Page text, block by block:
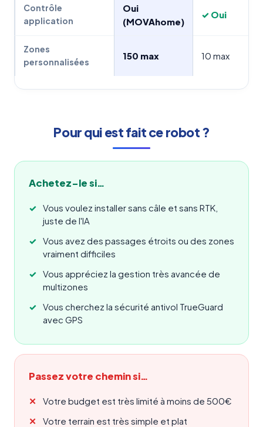
Contrôle
application
Oui
(MOVAhome)
✓ Oui
Zones
personnalisées
150 max 10 max
Pour qui est fait ce robot ?
Achetez-le si…
Vous voulez installer sans câle et sans RTK,
juste de l'IA
Vous avez des passages étroits ou des zones
vraiment difficiles
Vous appréciez la gestion très avancée de
multizones
Vous cherchez la sécurité antivol TrueGuard
avec GPS
Passez votre chemin si…
Votre budget est très limité à moins de 500€
Votre terrain est très simple et plat